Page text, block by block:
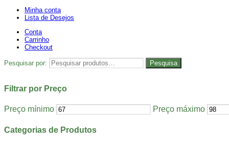
Minha conta
Lista de Desejos
Conta
Carrinho
Checkout
Pesquisar por: Pesquisa
Filtrar por Preço
Preço mínimo Preço máximo
Categorias de Produtos